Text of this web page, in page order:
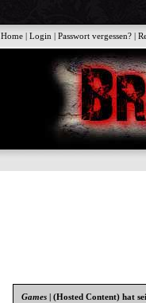
Home |Login |Passwort vergessen? |
Games |(Hosted Content) hat